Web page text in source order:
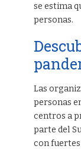
se estima
personas.
Las
personas
centros a
parte del
con